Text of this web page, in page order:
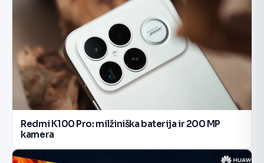
Redmi K100 Pro: milžiniška baterija ir 200 MP
kamera